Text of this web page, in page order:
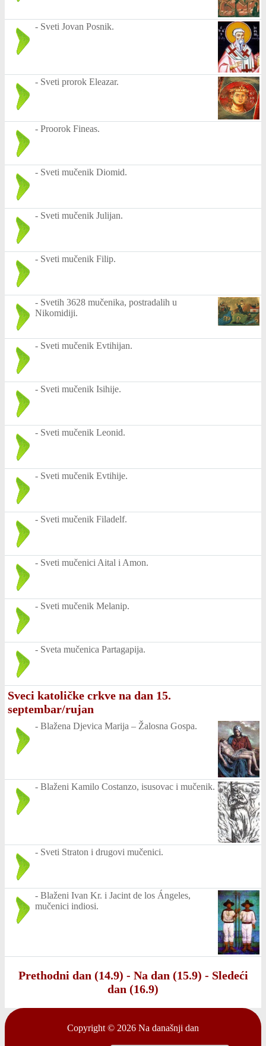
- Sveti Jovan Posnik.
- Sveti prorok Eleazar.
- Proorok Fineas.
- Sveti mučenik Diomid.
- Sveti mučenik Julijan.
- Sveti mučenik Filip.
- Svetih 3628 mučenika, postradalih u
Nikomidiji.
- Sveti mučenik Evtihijan.
- Sveti mučenik Isihije.
- Sveti mučenik Leonid.
- Sveti mučenik Evtihije.
- Sveti mučenik Filadelf.
- Sveti mučenici Aital i Amon.
- Sveti mučenik Melanip.
- Sveta mučenica Partagapija.
Sveci katoličke crkve na dan 15.
septembar/rujan
- Blažena Djevica Marija – Žalosna Gospa.
- Blaženi Kamilo Costanzo, isusovac i mučenik.
- Sveti Straton i drugovi mučenici.
- Blaženi Ivan Kr. i Jacint de los Ángeles,
mučenici indiosi.
Prethodni dan (14.9) - Na dan (15.9) - Sledeći
dan (16.9)
Copyright © 2026 Na današnji dan